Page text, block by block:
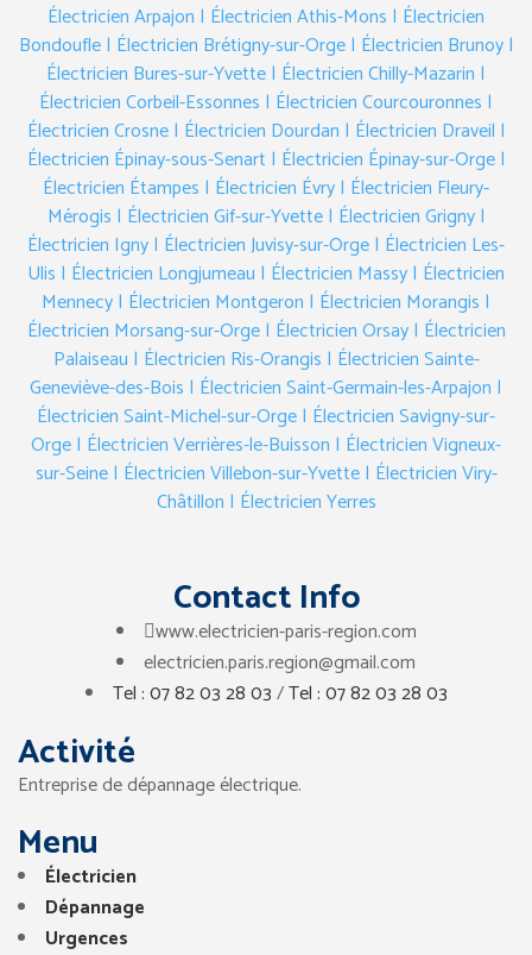
Électricien Arpajon | Électricien Athis-Mons | Électricien
Bondoufle | Électricien Brétigny-sur-Orge | Électricien Brunoy |
Électricien Bures-sur-Yvette| Électricien Chilly-Mazarin |
Électricien Corbeil-Essonnes | Électricien Courcouronnes |
Électricien Crosne | Électricien Dourdan | Électricien Draveil |
Électricien Épinay-sous-Senart | Électricien Épinay-sur-Orge |
Électricien Étampes | Électricien Évry| Électricien Fleury-
Mérogis | Électricien Gif-sur-Yvette | Électricien Grigny |
Électricien Igny| Électricien Juvisy-sur-Orge| Électricien Les-
Ulis | Électricien Longjumeau | Électricien Massy| Électricien
Mennecy| Électricien Montgeron | Électricien Morangis |
Électricien Morsang-sur-Orge | Électricien Orsay | Électricien
Palaiseau | Électricien Ris-Orangis | Électricien Sainte-
Geneviève-des-Bois | Électricien Saint-Germain-les-Arpajon |
Électricien Saint-Michel-sur-Orge| Électricien Savigny-sur-
Orge| Électricien Verrières-le-Buisson | Électricien Vigneux-
sur-Seine | Électricien Villebon-sur-Yvette | Électricien Viry-
Châtillon | Électricien Yerres
Contact Info
www.electricien-paris-region.com
electricien.paris.region@gmail.com
Tel : 07 82 03 28 03/Tel : 07 82 03 28 03
Activité
Entreprise de dépannage électrique.
Menu
Électricien
Dépannage
Urgences